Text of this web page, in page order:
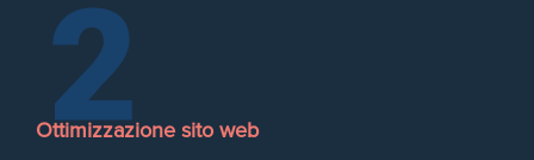
Ottimizzazione sito web